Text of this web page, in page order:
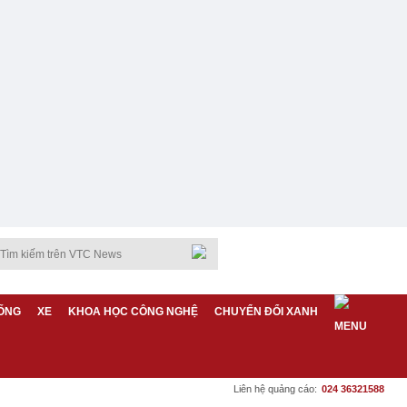
XE KHOA HỌC CÔNG NGHỆ CHUYỂN ĐỔI XANH
Liên hệ quảng cáo: 024 36321588